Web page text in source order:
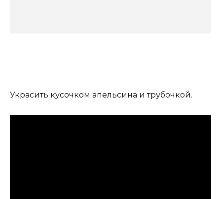
Украсить кусочком апельсина и трубочкой.